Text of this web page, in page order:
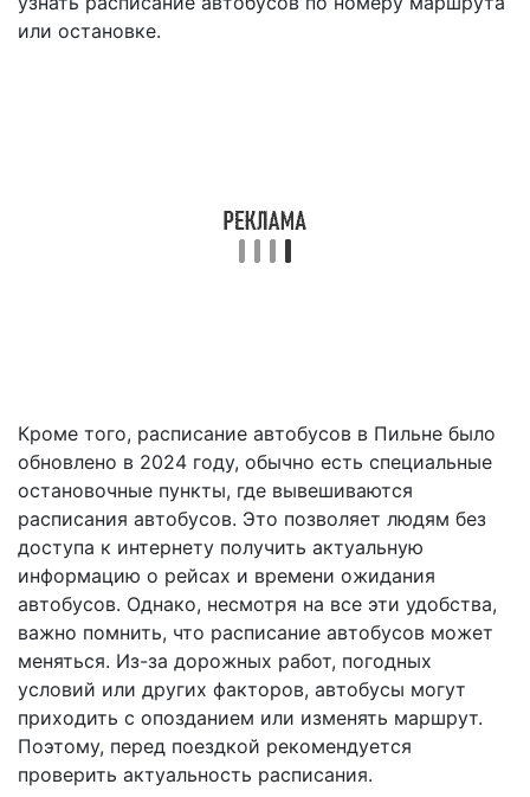
или остановке.
Кроме того, расписание автобусов в Пильне было
обновлено в 2024 году, обычно есть специальные
остановочные пункты, где вывешиваются
расписания автобусов. Это позволяет людям без
доступа к интернету получить актуальную
информацию о рейсах и времени ожидания
автобусов. Однако, несмотря на все эти удобства,
важно помнить, что расписание автобусов может
меняться. Из-за дорожных работ, погодных
условий или других факторов, автобусы могут
приходить с опозданием или изменять маршрут.
Поэтому, перед поездкой рекомендуется
проверить актуальность расписания.